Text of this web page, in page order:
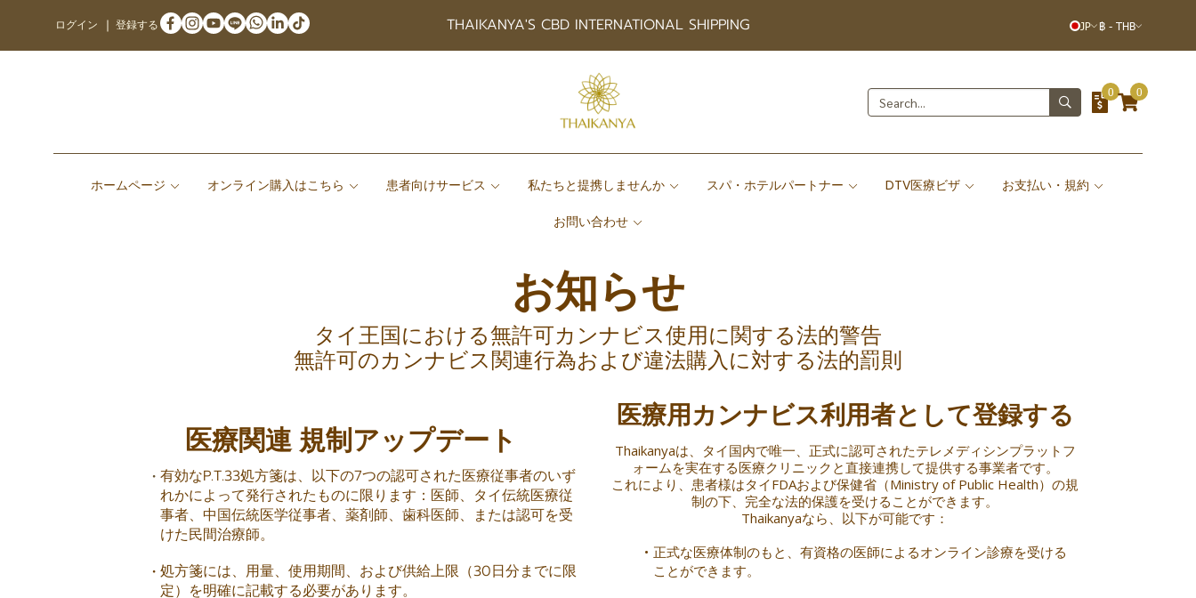
ログイン 登録する THAIKANYA'S CBD INTERNATIONAL SHIPPING JP ฿ - THB
0 0
ホームページ オンライン購入はこちら 患者向けサービス 私たちと提携しませんか スパ・ホテルパートナー DTV医療ビザ お支払い・規約
お問い合わせ
お知らせ
タイ王国における無許可カンナビス使用に関する法的警告
無許可のカンナビス関連行為および違法購入に対する法的罰則
医療関連 規制アップデート
有効なP.T.33処方箋は、以下の7つの認可された医療従事者のいず
れかによって発行されたものに限ります：医師、タイ伝統医療従
事者、中国伝統医学従事者、薬剤師、歯科医師、または認可を受
けた民間治療師。
処方箋には、用量、使用期間、および供給上限（30日分までに限
定）を明確に記載する必要があります。
医療用カンナビス利用者として登録する
Thaikanyaは、タイ国内で唯一、正式に認可されたテレメディシンプラットフ
ォームを実在する医療クリニックと直接連携して提供する事業者です。
これにより、患者様はタイFDAおよび保健省（Ministry of Public Health）の規
制の下、完全な法的保護を受けることができます。
Thaikanyaなら、以下が可能です：
正式な医療体制のもと、有資格の医師によるオンライン診療を受ける
ことができます。